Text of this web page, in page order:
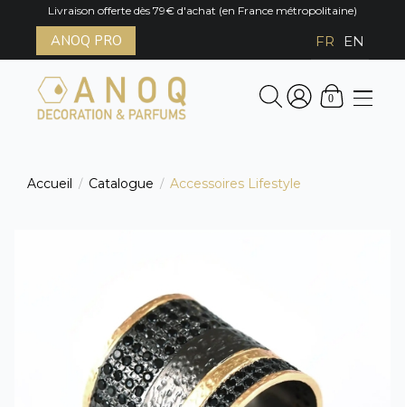
Livraison offerte dès 79€ d'achat (en France métropolitaine)
ANOQ PRO FR EN
0
Accueil / Catalogue / Accessoires Lifestyle